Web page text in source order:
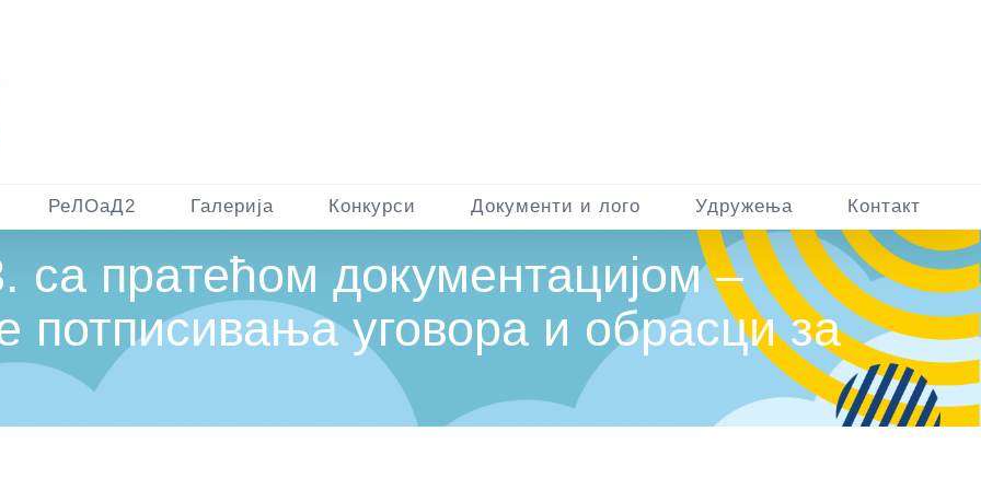
РеЛОаД2 Галерија Конкурси Документи и лого Удружења Контакт
пратећом документацијом –
потписивања уговора и обрасци за